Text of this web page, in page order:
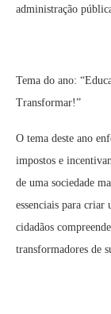
administração
Tema do ano:
Transformar!”
O tema deste ano
impostos e
de uma sociedade
essenciais para criar
cidadãos
transformadores de